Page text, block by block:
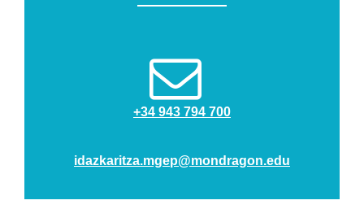
+34 943 794 700
idazkaritza.mgep@mondragon.edu